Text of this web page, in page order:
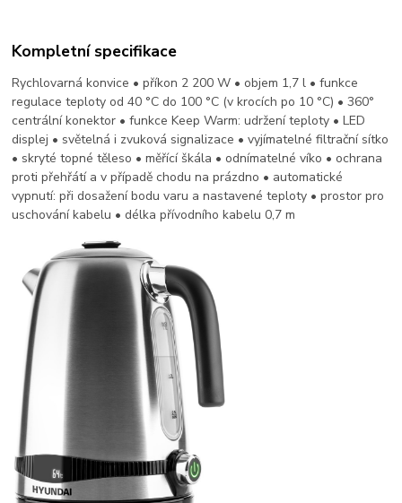
Kompletní specifikace
Rychlovarná konvice • příkon 2 200 W • objem 1,7 l • funkce
regulace teploty od 40 °C do 100 °C (v krocích po 10 °C) • 360°
centrální konektor • funkce Keep Warm: udržení teploty • LED
displej • světelná i zvuková signalizace • vyjímatelné filtrační sítko
• skryté topné těleso • měřící škála • odnímatelné víko • ochrana
proti přehřátí a v případě chodu na prázdno • automatické
vypnutí: při dosažení bodu varu a nastavené teploty • prostor pro
uschování kabelu • délka přívodního kabelu 0,7 m